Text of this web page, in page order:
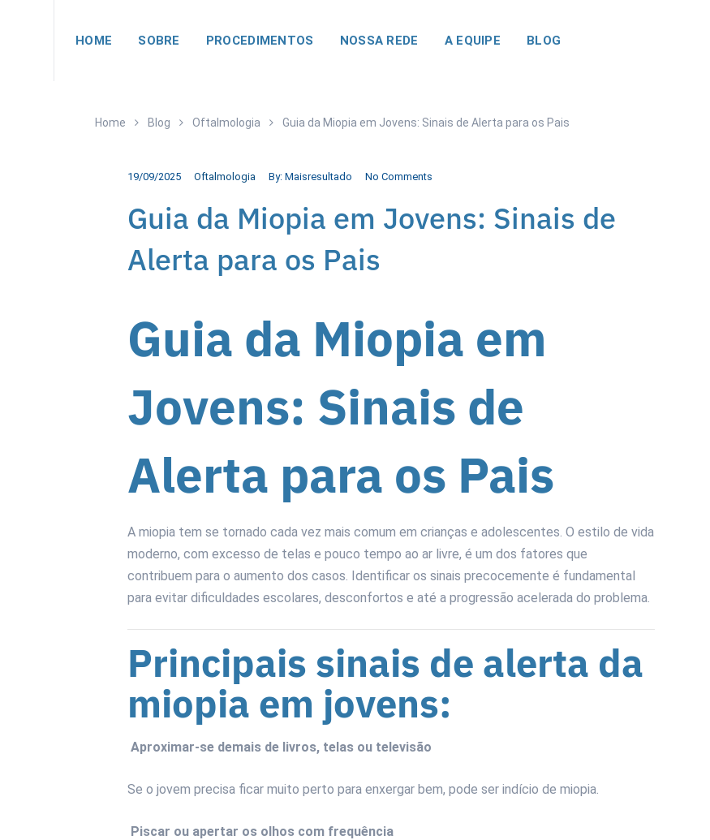
HOME SOBRE PROCEDIMENTOS NOSSA REDE A EQUIPE BLOG
Home Blog Oftalmologia Guia da Miopia em Jovens: Sinais de Alerta para os Pais
19/09/2025 Oftalmologia By: Maisresultado No Comments
Guia da Miopia em Jovens: Sinais de
Alerta para os Pais
Guia da Miopia em
Jovens: Sinais de
Alerta para os Pais
A miopia tem se tornado cada vez mais comum em crianças e adolescentes. O estilo de vida
moderno, com excesso de telas e pouco tempo ao ar livre, é um dos fatores que
contribuem para o aumento dos casos. Identificar os sinais precocemente é fundamental
para evitar dificuldades escolares, desconfortos e até a progressão acelerada do problema.
Principais sinais de alerta da
miopia em jovens:
Aproximar-se demais de livros, telas ou televisão
Se o jovem precisa ficar muito perto para enxergar bem, pode ser indício de miopia.
Piscar ou apertar os olhos com frequência